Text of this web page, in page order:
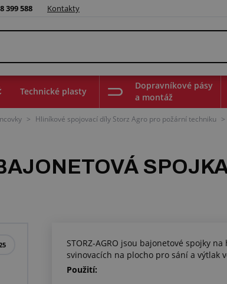
399 588 Kontakty
Technické plasty
Dopravníkové pásy
a montáž
> Hliníkové spojovací díly Storz Agro pro požární techniku >
STORZ-AGRO jsou bajonetové spojky
svinovacích na plocho pro sání a výtlak
Použití: